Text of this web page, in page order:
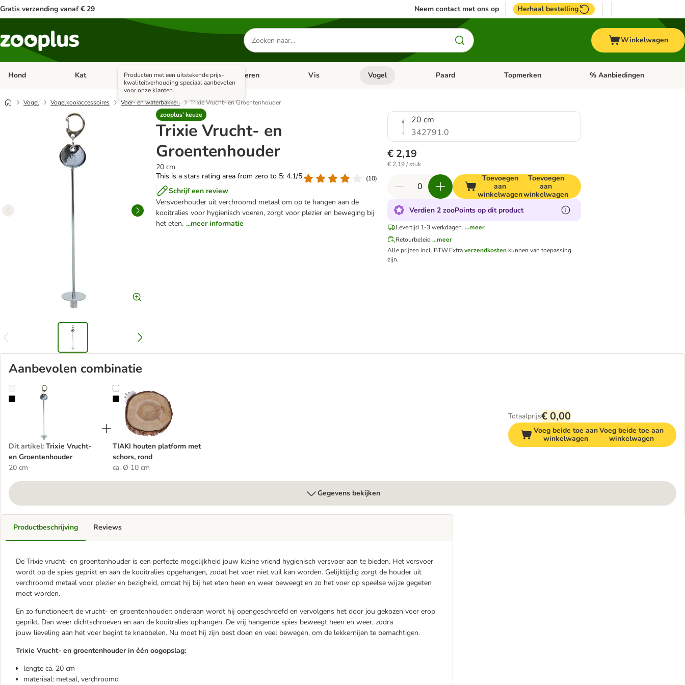
Gratis verzending vanaf € 29 Neem contact met ons op Herhaal bestelling
Zoeken
naar
producten
Winkelwagen
Hond Open categorie menu: Hond
Kat Open categorie menu: Kat
Apotheek Open categorie menu: Apotheek
Kleine dieren Open categorie menu: Kleine dieren
Vis Open categorie menu: Vis
Vogel Open categorie menu: Vogel
Paard Open categorie menu: Paard
Topmerken Open categorie menu:
% Aanbiedingen
Vogel Vogelkooiaccessoires Voer- en waterbakken
Trixie Vrucht- en Groentenhouder
zooplus’ keuze
Producten met een uitstekende prijs-
kwaliteitverhouding speciaal aanbevolen
voor onze klanten.
Trixie Vrucht- en
Groentenhouder
20 cm
This is a stars rating area from zero to 5: 4.1/5
(10)
Schrijf een review
Versvoerhouder uit verchroomd metaal om op te hangen aan de
kooitralies voor hygienisch voeren, zorgt voor plezier en beweging bij
het eten. ...meer informatie
20 cm
342791.0
€ 2,19
€ 2,19 / stuk
Toevoegen
aan
winkelwagen
Toevoegen
aan
winkelwagen
Verdien 2 zooPoints op dit product
Levertijd 1-3 werkdagen. ...meer
Retourbeleid ...meer
Alle prijzen incl. BTW.Extraverzendkosten kunnen van toepassing
zijn.
Aanbevolen combinatie
Trixie Vrucht- en Groentenhouder
Dit artikel: Trixie Vrucht-
en Groentenhouder
20 cm
TIAKI houten platform met schors, rond
TIAKI houten platform met
schors, rond
ca. Ø 10 cm
Totaalprijs€ 0,00
Voeg beide toe aan
winkelwagen
Voeg beide toe aan
winkelwagen
Gegevens bekijken
Productbeschrijving
De Trixie vrucht- en groentenhouder is een perfecte mogelijkheid jouw kleine vriend hygienisch versvoer aan te bieden. Het versvoer
wordt op de spies geprikt en aan de kooitralies opgehangen, zodat het voer niet vuil kan worden. Gelijktijdig zorgt de houder uit
verchroomd metaal voor plezier en bezigheid, omdat hij bij het eten heen en weer beweegt en zo het voer op speelse wijze gegeten
moet worden.
En zo functioneert de vrucht- en groentenhouder: onderaan wordt hij opengeschroefd en vervolgens het door jou gekozen voer erop
geprikt. Dan weer dichtschroeven en aan de kooitralies ophangen. De vrij hangende spies beweegt heen en weer, zodra
jouw lieveling aan het voer begint te knabbelen. Nu moet hij zijn best doen en veel bewegen, om de lekkernijen te bemachtigen.
Trixie Vrucht- en groentenhouder in één oogopslag:
lengte ca. 20 cm
materiaal: metaal, verchroomd
Reviews